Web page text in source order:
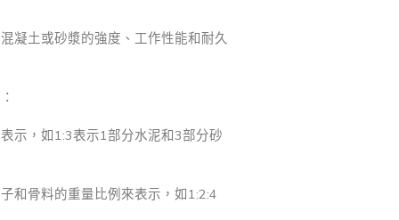
凝土或砂漿的強度、工作性能和耐久
示，如1:3表示1部分水泥和3部分砂
和骨料的重量比例來表示，如1:2:4